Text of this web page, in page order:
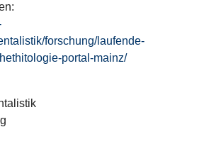
forschung/laufende-
portal-mainz/